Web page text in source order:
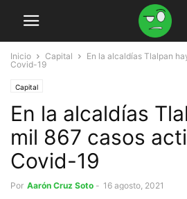
Inicio Capital
En la alcaldías Tlalpan
Covid-19
Capital
En la alcaldías
mil 867 casos
Covid-19
Por Aarón Cruz Soto - 16 agosto, 2021